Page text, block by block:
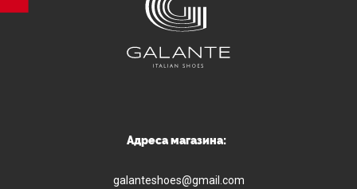
Адреса магазина:
galanteshoes@gmail.com